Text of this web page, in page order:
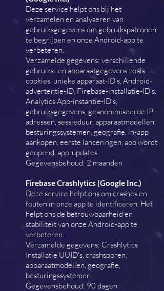
Deze service helpt ons bij het
verzamelen en analyseren van
gebruiksgegevens om gebruikspatronen
te begrijpen en onze Android-app te
verbeteren.
Verzamelde gegevens: verschillende
gebruiks- en apparaatgegevens zoals
cookies, unieke apparaat-ID's, Android-
advertentie-ID, Firebase-installatie-ID's,
Analytics App-instantie-ID's,
gebruiksgegevens, geanonimiseerde IP-
adressen, sessieduur, apparaatmodellen,
besturingssystemen, geografie, in-app
aankopen, eerste lanceringen, app wordt
geopend, app-updates
Gegevensbehoud: 2 maanden
Firebase Crashlytics (Google Inc.)
Deze service helpt ons om crashes en
fouten in onze app te identificeren. Het
helpt ons de betrouwbaarheid en
stabiliteit van onze Android-app te
verbeteren.
Verzamelde gegevens: Crashlytics
Installatie UUID's, crashsporen,
apparaatmodellen, geografie,
besturingssystemen
Gegevensbehoud: 90 dagen